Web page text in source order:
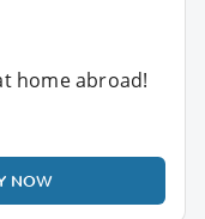
home abroad!
NOW